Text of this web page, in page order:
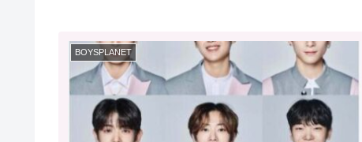
BOYSPLANET